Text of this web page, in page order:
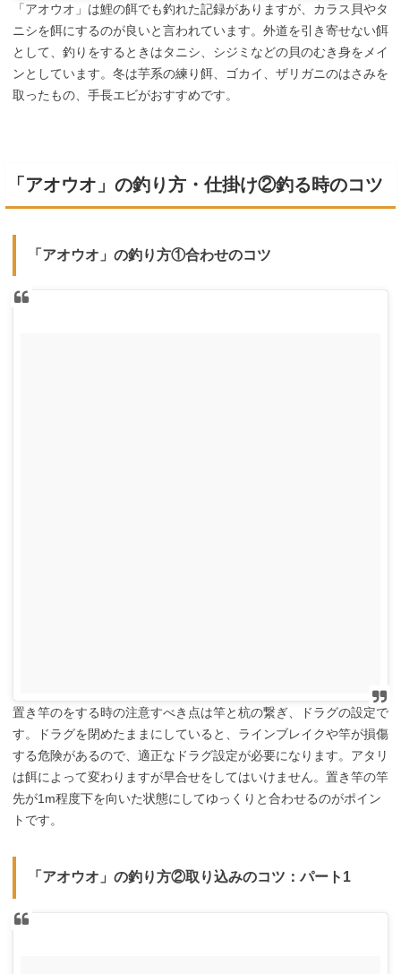
「アオウオ」は鯉の餌でも釣れた記録がありますが、カラス貝やタ
ニシを餌にするのが良いと言われています。外道を引き寄せない餌
として、釣りをするときはタニシ、シジミなどの貝のむき身をメイ
ンとしています。冬は芋系の練り餌、ゴカイ、ザリガニのはさみを
取ったもの、手長エビがおすすめです。
「アオウオ」の釣り方・仕掛け②釣る時のコツ
「アオウオ」の釣り方①合わせのコツ
置き竿のをする時の注意すべき点は竿と杭の繋ぎ、ドラグの設定で
す。ドラグを閉めたままにしていると、ラインブレイクや竿が損傷
する危険があるので、適正なドラグ設定が必要になります。アタリ
は餌によって変わりますが早合せをしてはいけません。置き竿の竿
先が1m程度下を向いた状態にしてゆっくりと合わせるのがポイン
トです。
「アオウオ」の釣り方②取り込みのコツ：パート1